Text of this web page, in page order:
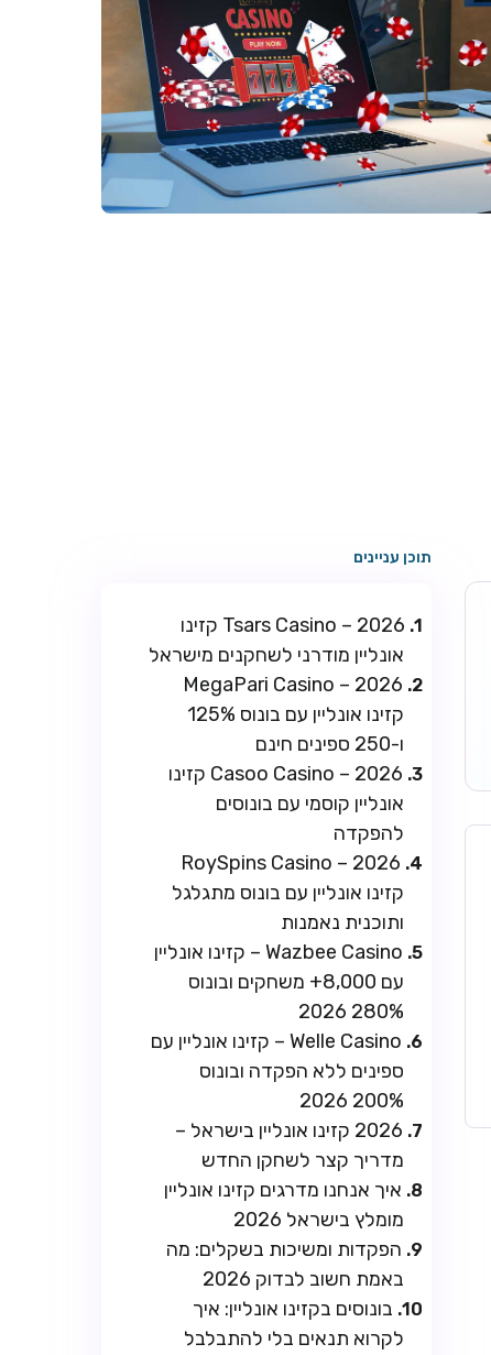
תוכן עניינים
Tsars Casino – 2026 קזינו
אונליין מודרני לשחקנים מישראל
MegaPari Casino – 2026
קזינו אונליין עם בונוס 125%
ו-250 ספינים חינם
Casoo Casino – 2026 קזינו
אונליין קוסמי עם בונוסים
להפקדה
RoySpins Casino – 2026
קזינו אונליין עם בונוס מתגלגל
ותוכנית נאמנות
Wazbee Casino – קזינו אונליין
עם 8,000+ משחקים ובונוס
280% 2026
Welle Casino – קזינו אונליין עם
ספינים ללא הפקדה ובונוס
200% 2026
2026 קזינו אונליין בישראל –
מדריך קצר לשחקן החדש
איך אנחנו מדרגים קזינו אונליין
מומלץ בישראל 2026
הפקדות ומשיכות בשקלים: מה
באמת חשוב לבדוק 2026
בונוסים בקזינו אונליין: איך
לקרוא תנאים בלי להתבלבל